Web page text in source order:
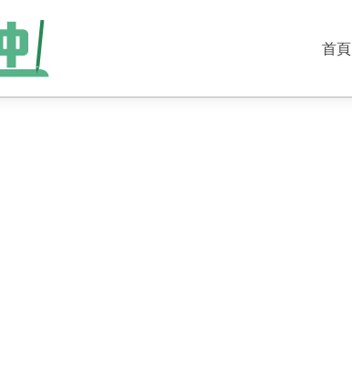
首頁